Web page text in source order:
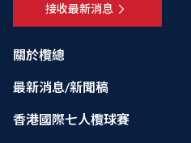
關於欖總
最新消息/新聞稿
香港國際七人欖球賽
接收最新消息